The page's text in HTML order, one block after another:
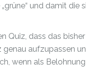
und damit die
Quiz, dass das
aufzupassen
wenn als